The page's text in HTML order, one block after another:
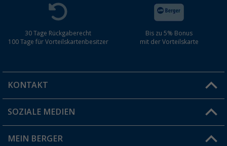
30 Tage Rückgaberecht
100 Tage für Vorteilskartenbesitzer
Bis zu 5% Bonus
mit der Vorteilskarte
KONTAKT
Du hast eine Frage?
Filiale finden
SOZIALE MEDIEN
MEIN BERGER